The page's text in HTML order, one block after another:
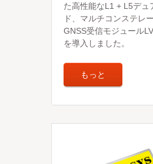
た高性能なL1 + L5デュ
ド、マルチコンステレ
GNSS受信モジュール
を導入しました。
もっと